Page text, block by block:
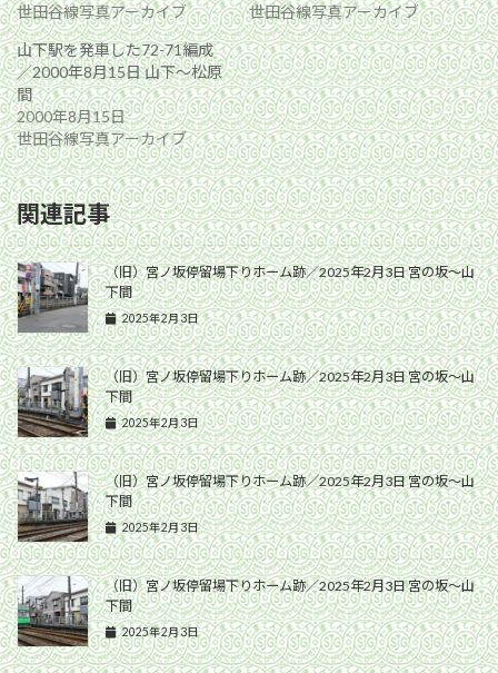
世田谷線写真アーカイブ
世田谷線写真アーカイブ
山下駅を発車した72-71編成
／2000年8月15日 山下〜松原
間
2000年8月15日
世田谷線写真アーカイブ
関連記事
（旧）宮ノ坂停留場下りホーム跡／2025年2月3日 宮の坂〜山
下間
2025年2月3日
（旧）宮ノ坂停留場下りホーム跡／2025年2月3日 宮の坂〜山
下間
2025年2月3日
（旧）宮ノ坂停留場下りホーム跡／2025年2月3日 宮の坂〜山
下間
2025年2月3日
（旧）宮ノ坂停留場下りホーム跡／2025年2月3日 宮の坂〜山
下間
2025年2月3日